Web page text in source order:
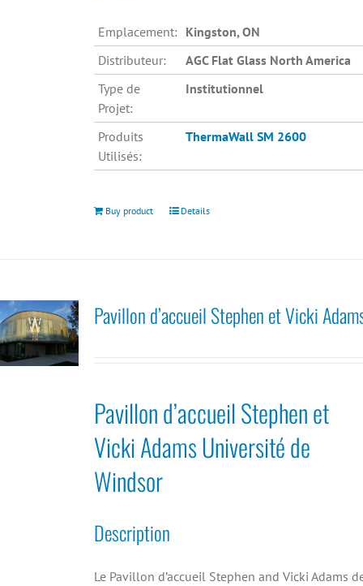
Emplacement: Kingston, ON
Distributeur:
AGC Flat Glass North America
Type de
Projet:
Institutionnel
Produits
Utilisés:
ThermaWall SM 2600
Buy product Details
Pavillon d’accueil Stephen et Vicki
Pavillon d’accueil Stephen et
Vicki Adams Université de
Windsor
Description
Le Pavillon d’accueil Stephen and Vicki Adams